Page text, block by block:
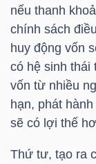
nếu thanh
chính sách
huy động vốn
có hệ sinh thái
vốn từ nhiều
hạn, phát
sẽ có lợi thế
Thứ tư, tạo ra
NGHỆ
THÔNG